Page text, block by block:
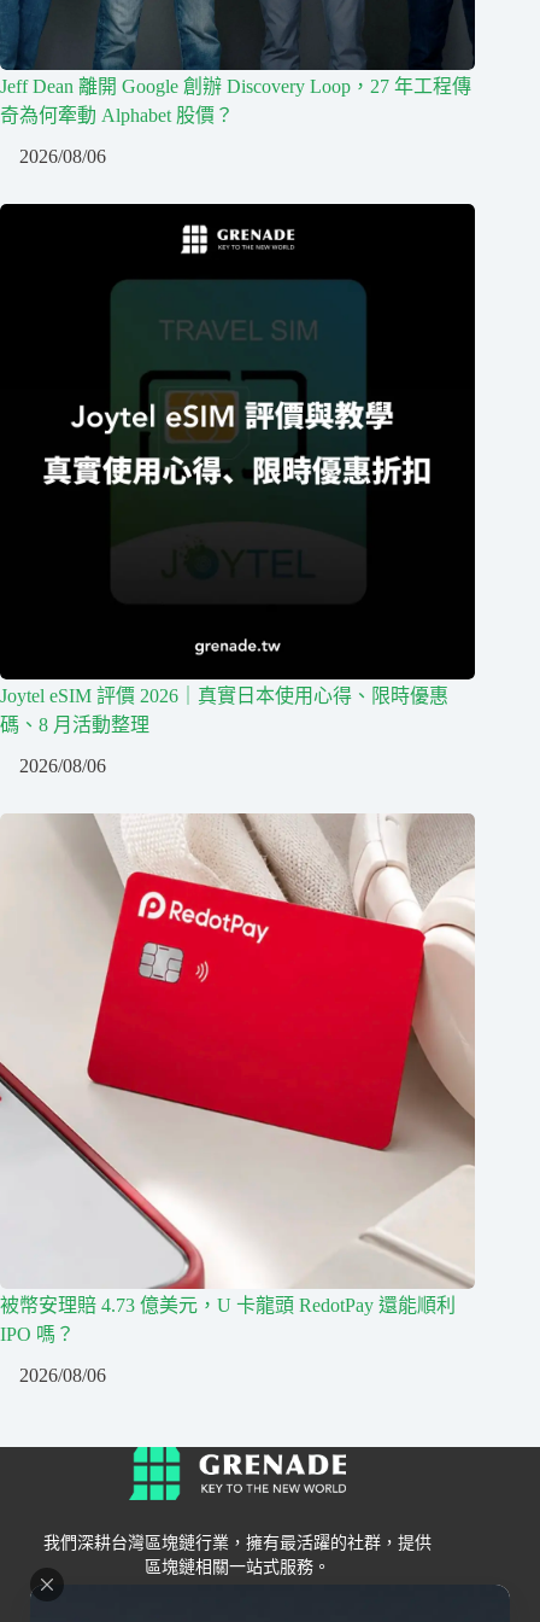
Jeff Dean 離開 Google 創辦 Discovery Loop，27 年工程傳
奇為何牽動 Alphabet 股價？
2026/08/06
Joytel eSIM 評價 2026｜真實日本使用心得、限時優惠
碼、8 月活動整理
2026/08/06
被幣安理賠 4.73 億美元，U 卡龍頭 RedotPay 還能順利
IPO 嗎？
2026/08/06
我們深耕台灣區塊鏈行業，擁有最活躍的社群，提供
區塊鏈相關一站式服務。